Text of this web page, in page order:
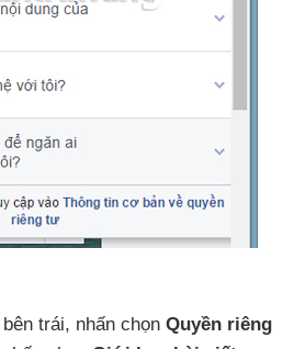
trái, nhấn chọn Quyền riêng